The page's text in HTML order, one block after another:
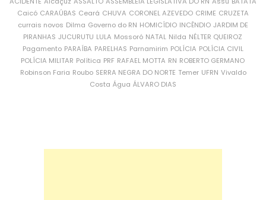
Caicó CARAÚBAS Ceará CHUVA CORONEL AZEVEDO CRIME CRUZETA
currais novos Dilma Governo do RN HOMICÍDIO INCÊNDIO JARDIM DE
PIRANHAS JUCURUTU LULA Mossoró NATAL Nilda NÉLTER QUEIROZ
Pagamento PARAÍBA PARELHAS Parnamirim POLÍCIA POLÍCIA CIVIL
POLÍCIA MILITAR Política PRF RAFAEL MOTTA RN ROBERTO GERMANO
Robinson Faria Roubo SERRA NEGRA DO NORTE Temer UFRN Vivaldo
Costa Água ÁLVARO DIAS